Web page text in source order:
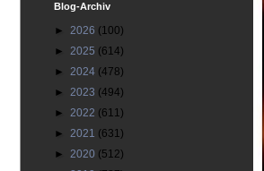
Blog-Archiv
► 2026 (100)
► 2025 (614)
► 2024 (478)
► 2023 (494)
► 2022 (611)
► 2021 (631)
► 2020 (512)